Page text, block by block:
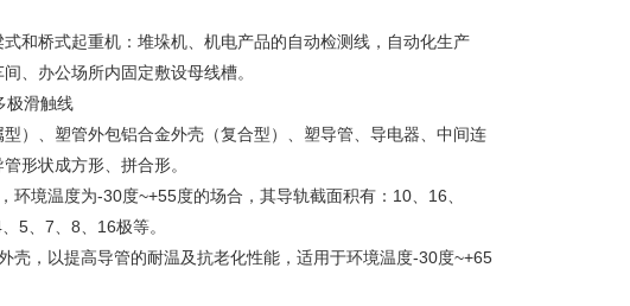
和桥式起重机：堆垛机、机电产品的自动检测线，自动化生产
、办公场所内固定敷设母线槽。
极滑触线
）、塑管外包铝合金外壳（复合型）、塑导管、导电器、中间连
形状成方形、拼合形。
境温度为-30度~+55度的场合，其导轨截面积有：10、16、
5、7、8、16极等。
壳，以提高导管的耐温及抗老化性能，适用于环境温度-30度~+65